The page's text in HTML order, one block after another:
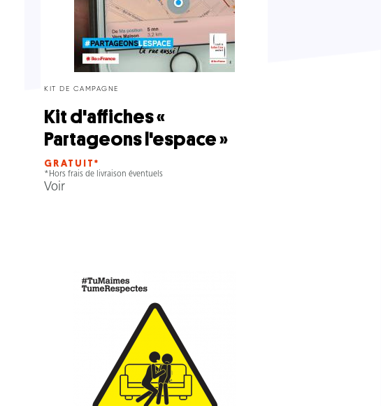
KIT DE CAMPAGNE
Kit d'affiches «
Partageons l'espace »
GRATUIT*
*Hors frais de livraison éventuels
Voir